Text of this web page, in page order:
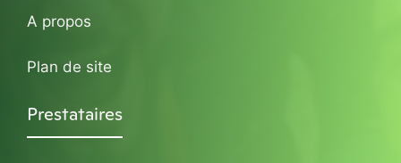
A propos
Plan de site
Prestataires